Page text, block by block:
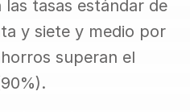
tasas estándar de
y siete y medio por
superan el